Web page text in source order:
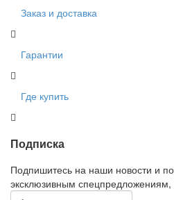
Заказ и доставка
Гарантии
Где купить
Подписка
Подпишитесь на наши новости и
эксклюзивным спецпредложениям,